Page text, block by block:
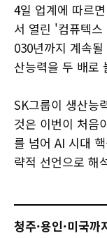
4일 업계에 따르
서 열린 '컴퓨텍
030년까지 계속
산능력을 두 배로
SK그룹이 생산능
것은 이번이 처음
를 넘어 AI 시대
략적 선언으로 해
청주·용인·미국